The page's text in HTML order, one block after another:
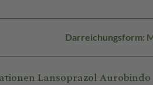
Darreichungsform:
Lansoprazol